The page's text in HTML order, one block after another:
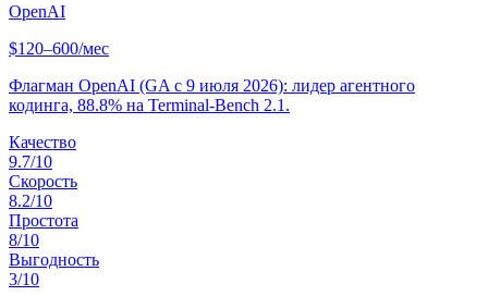
OpenAI
$120–600/мес
Флагман OpenAI (GA с 9 июля 2026): лидер агентного
кодинга, 88.8% на Terminal-Bench 2.1.
Качество
9.7/10
Скорость
8.2/10
Простота
8/10
Выгодность
3/10